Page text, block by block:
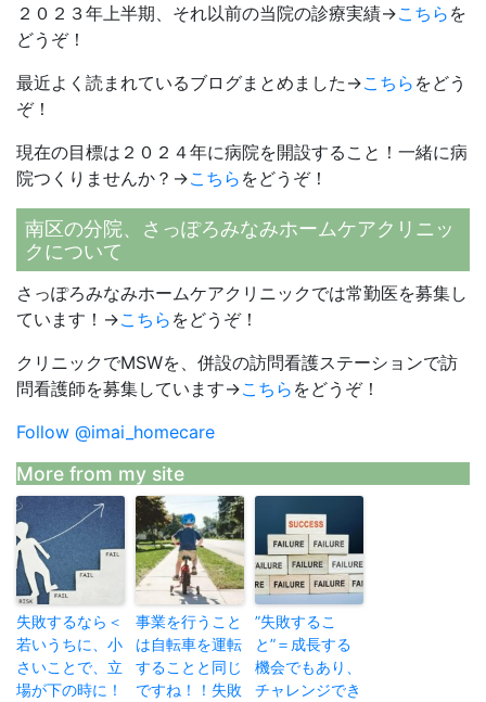
２０２３年上半期、それ以前の当院の診療実績→こちら を
どうぞ！
最近よく読まれているブログまとめました→こちら をどう
ぞ！
現在の目標は２０２４年に病院を開設すること！一緒に病
院つくりませんか？→こちら をどうぞ！
南区の分院、さっぽろみなみホームケアクリニッ
クについて
さっぽろみなみホームケアクリニックでは常勤医を募集し
ています！→こちら をどうぞ！
クリニックでMSWを、併設の訪問看護ステーションで訪
問看護師を募集しています→こちら をどうぞ！
Follow @imai_homecare
More from my site
失敗するなら＜
若いうちに、小
さいことで、立
場が下の時に！
事業を行うこと
は自転車を運転
することと同じ
ですね！！失敗
”失敗するこ
と”＝成長する
機会でもあり、
チャレンジでき